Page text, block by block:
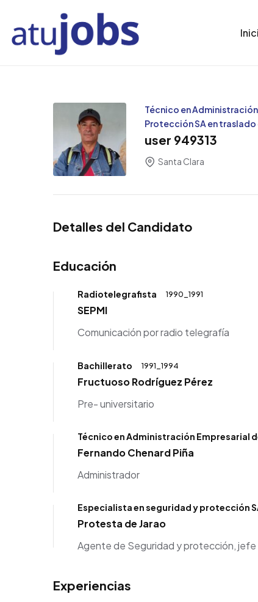
Técnico en
Protección SA en
user 949313
Santa Clara
Detalles del Candidato
Educación
Radiotelegrafista 1990_1991
SEPMI
Comunicación por radio telegrafía
Bachillerato 1991_1994
Fructuoso Rodríguez Pérez
Pre- universitario
Técnico en Administración Empresarial
Fernando Chenard Piña
Administrador
Especialista en seguridad y protección
Protesta de Jarao
Agente de Seguridad y protección,
Experiencias